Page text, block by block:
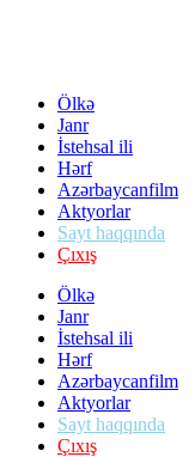
Ölkə
Janr
İstehsal ili
Hərf
Azərbaycanfilm
Aktyorlar
Sayt haqqında
Çıxış
Ölkə
Janr
İstehsal ili
Hərf
Azərbaycanfilm
Aktyorlar
Sayt haqqında
Çıxış